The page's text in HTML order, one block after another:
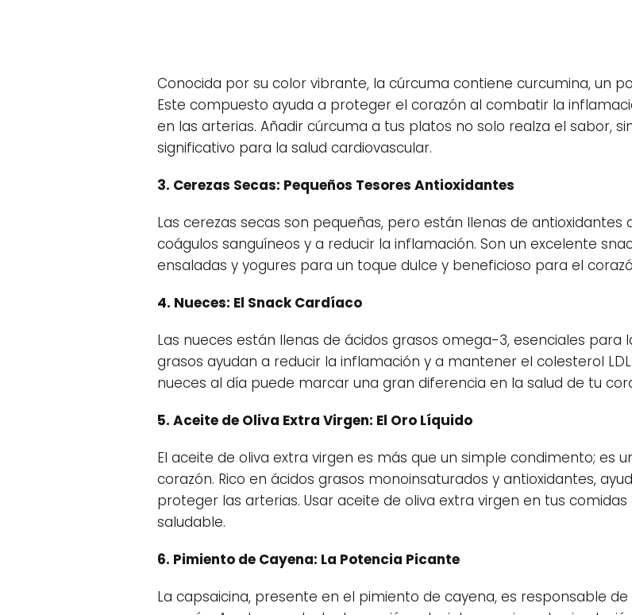
Conocida por su color vibrante, la cúrcuma contiene curcumina, un
Este compuesto ayuda a proteger el corazón al combatir la
en las arterias. Añadir cúrcuma a tus platos no solo realza el sabor,
significativo para la salud cardiovascular.
3. Cerezas Secas: Pequeños Tesores Antioxidantes
Las cerezas secas son pequeñas, pero están llenas de
coágulos sanguíneos y a reducir la inflamación. Son un excelente
ensaladas y yogures para un toque dulce y beneficioso para el
4. Nueces: El Snack Cardíaco
Las nueces están llenas de ácidos grasos omega-3, esenciales para
grasos ayudan a reducir la inflamación y a mantener el colesterol
nueces al día puede marcar una gran diferencia en la salud de tu
5. Aceite de Oliva Extra Virgen: El Oro Líquido
El aceite de oliva extra virgen es más que un simple condimento; es
corazón. Rico en ácidos grasos monoinsaturados y antioxidantes,
proteger las arterias. Usar aceite de oliva extra virgen en tus
saludable.
6. Pimiento de Cayena: La Potencia Picante
La capsaicina, presente en el pimiento de cayena, es responsable